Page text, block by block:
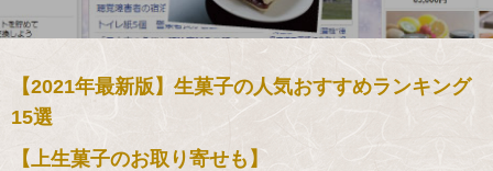
【2021年最新版】生菓子の人気おすすめランキング
15選
【上生菓子のお取り寄せも】